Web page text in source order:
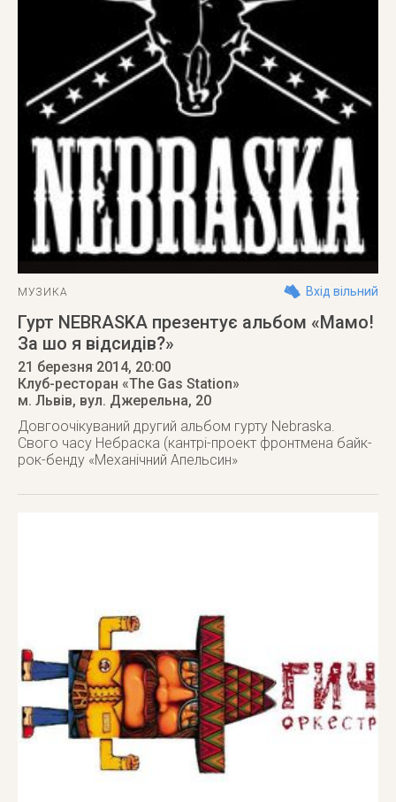
МУЗИКА Вхід вільний
Гурт NEBRASKA презентує альбом «Мамо!
За шо я відсидів?»
21 березня 2014, 20:00
Клуб-ресторан «The Gas Station»
м. Львів, вул. Джерельна, 20
Довгоочікуваний другий альбом гурту Nebraska.
Свого часу Небраска (кантрі-проект фронтмена байк-
рок-бенду «Механічний Апельсин»